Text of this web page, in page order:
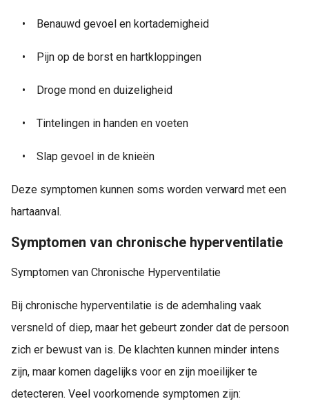
• Benauwd gevoel en kortademigheid
• Pijn op de borst en hartkloppingen
• Droge mond en duizeligheid
• Tintelingen in handen en voeten
• Slap gevoel in de knieën
Deze symptomen kunnen soms worden verward met een
hartaanval.
Symptomen van chronische hyperventilatie
Symptomen van Chronische Hyperventilatie
Bij chronische hyperventilatie is de ademhaling vaak
versneld of diep, maar het gebeurt zonder dat de persoon
zich er bewust van is. De klachten kunnen minder intens
zijn, maar komen dagelijks voor en zijn moeilijker te
detecteren. Veel voorkomende symptomen zijn: